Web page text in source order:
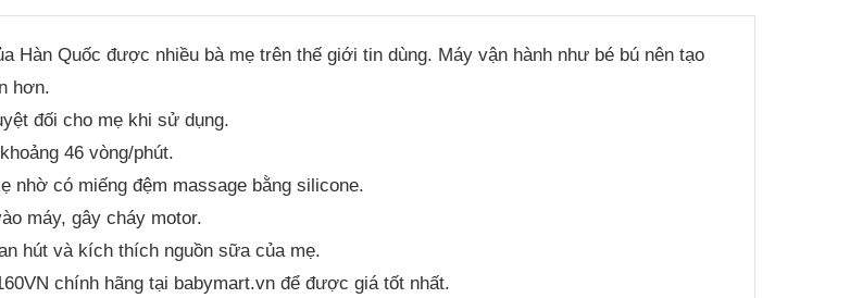
Hàn Quốc được nhiều bà mẹ trên thế giới tin dùng. Máy vận hành như bé bú nên tạo
hơn.
đối cho mẹ khi sử dụng.
46 vòng/phút.
nhờ có miếng đệm massage bằng silicone.
máy, gây cháy motor.
hút và kích thích nguồn sữa của mẹ.
chính hãng tại babymart.vn để được giá tốt nhất.